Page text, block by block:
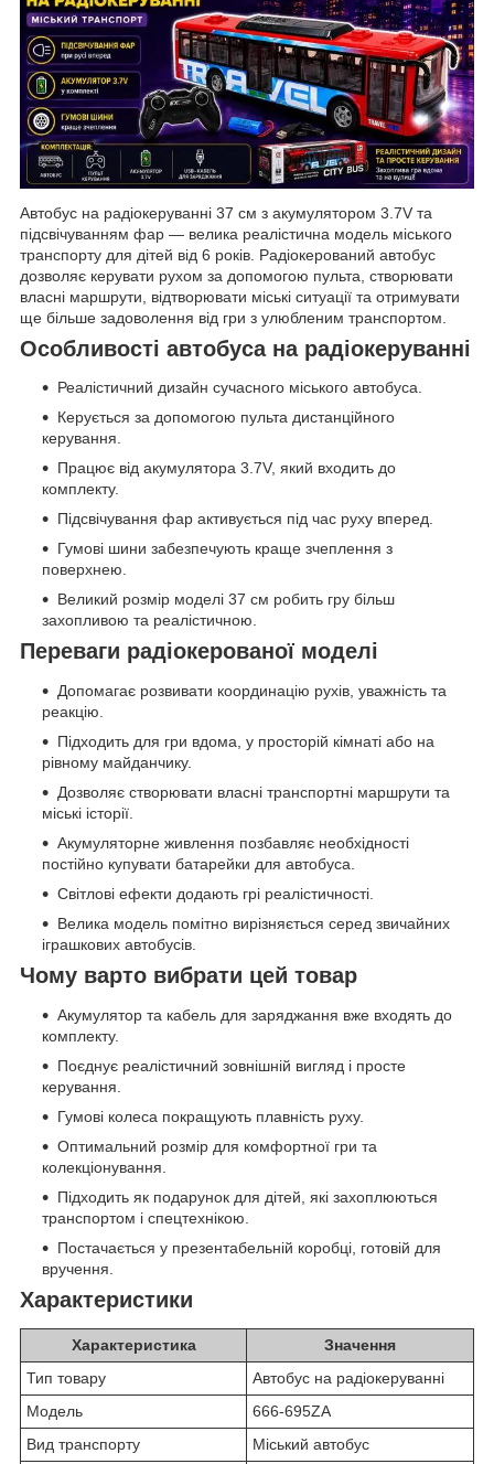
Автобус на радіокеруванні 37 см з акумулятором 3.7V та
підсвічуванням фар — велика реалістична модель міського
транспорту для дітей від 6 років. Радіокерований автобус
дозволяє керувати рухом за допомогою пульта, створювати
власні маршрути, відтворювати міські ситуації та отримувати
ще більше задоволення від гри з улюбленим транспортом.
Особливості автобуса на радіокеруванні
Реалістичний дизайн сучасного міського автобуса.
Керується за допомогою пульта дистанційного
керування.
Працює від акумулятора 3.7V, який входить до
комплекту.
Підсвічування фар активується під час руху вперед.
Гумові шини забезпечують краще зчеплення з
поверхнею.
Великий розмір моделі 37 см робить гру більш
захопливою та реалістичною.
Переваги радіокерованої моделі
Допомагає розвивати координацію рухів, уважність та
реакцію.
Підходить для гри вдома, у просторій кімнаті або на
рівному майданчику.
Дозволяє створювати власні транспортні маршрути та
міські історії.
Акумуляторне живлення позбавляє необхідності
постійно купувати батарейки для автобуса.
Світлові ефекти додають грі реалістичності.
Велика модель помітно вирізняється серед звичайних
іграшкових автобусів.
Чому варто вибрати цей товар
Акумулятор та кабель для заряджання вже входять до
комплекту.
Поєднує реалістичний зовнішній вигляд і просте
керування.
Гумові колеса покращують плавність руху.
Оптимальний розмір для комфортної гри та
колекціонування.
Підходить як подарунок для дітей, які захоплюються
транспортом і спецтехнікою.
Постачається у презентабельній коробці, готовій для
вручення.
Характеристики
Характеристика
Значення
Тип товару
Автобус на радіокеруванні
Модель
666-695ZA
Вид транспорту
Міський автобус